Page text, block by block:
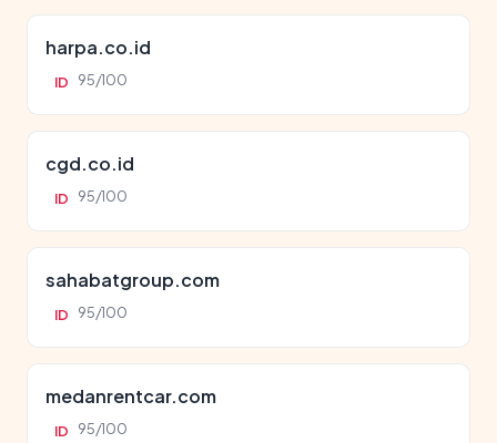
harpa.co.id
ID 95/100
cgd.co.id
ID 95/100
sahabatgroup.com
ID 95/100
medanrentcar.com
ID 95/100